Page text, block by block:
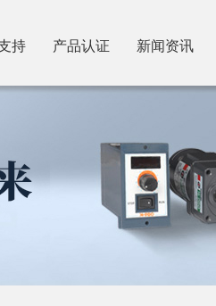
持 产品认证 新闻资讯